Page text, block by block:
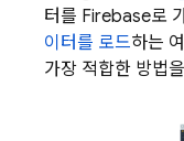
터를 Firebase로
이터를 로드하는
가장 적합한 방법